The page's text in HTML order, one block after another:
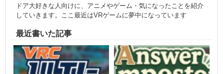
ドア大好きな人向けに、アニメやゲーム・気になったことを紹介
していきます。ここ最近はVRゲームに夢中になっています
最近書いた記事